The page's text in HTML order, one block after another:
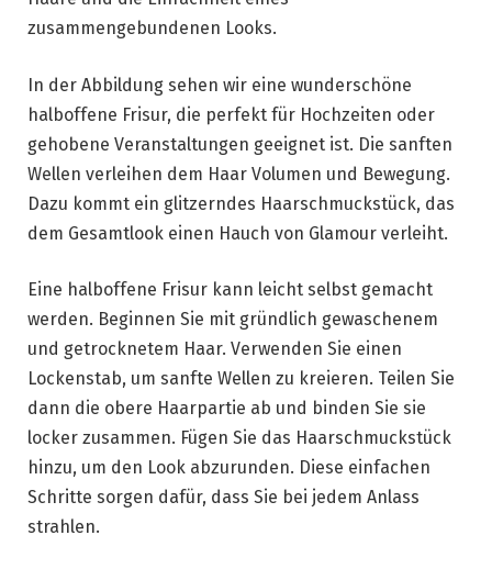
zusammengebundenen Looks.
In der Abbildung sehen wir eine wunderschöne
halboffene Frisur, die perfekt für Hochzeiten oder
gehobene Veranstaltungen geeignet ist. Die sanften
Wellen verleihen dem Haar Volumen und Bewegung.
Dazu kommt ein glitzerndes Haarschmuckstück, das
dem Gesamtlook einen Hauch von Glamour verleiht.
Eine halboffene Frisur kann leicht selbst gemacht
werden. Beginnen Sie mit gründlich gewaschenem
und getrocknetem Haar. Verwenden Sie einen
Lockenstab, um sanfte Wellen zu kreieren. Teilen Sie
dann die obere Haarpartie ab und binden Sie sie
locker zusammen. Fügen Sie das Haarschmuckstück
hinzu, um den Look abzurunden. Diese einfachen
Schritte sorgen dafür, dass Sie bei jedem Anlass
strahlen.